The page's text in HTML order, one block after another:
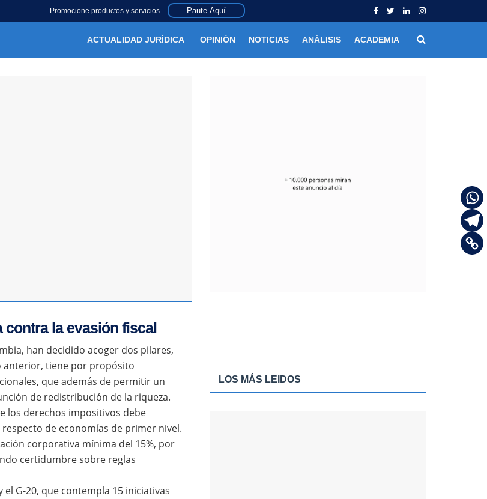
Promocione productos y servicios Paute Aquí
ACTUALIDAD JURÍDICA OPINIÓN NOTICIAS ANÁLISIS ACADEMIA
la evasión fiscal
han decidido acoger dos pilares,
anterior, tiene por propósito
que además de permitir un
de redistribución de la riqueza.
los derechos impositivos debe
de economías de primer nivel.
corporativa mínima del 15%, por
certidumbre sobre reglas
el G-20, que contempla 15 iniciativas
LOS MÁS LEIDOS